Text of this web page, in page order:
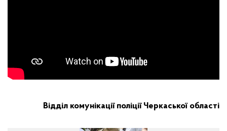
Відділ комунікації поліції Черкаської області